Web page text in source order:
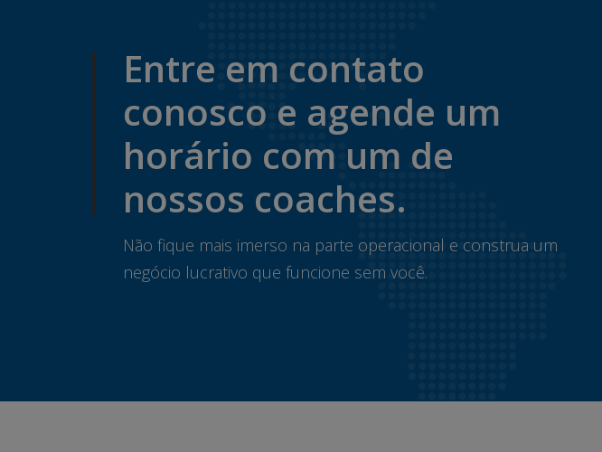
Entre em contato
conosco e agende um
horário com um de
nossos coaches.
Não fique mais imerso na parte operacional e construa um
negócio lucrativo que funcione sem você.